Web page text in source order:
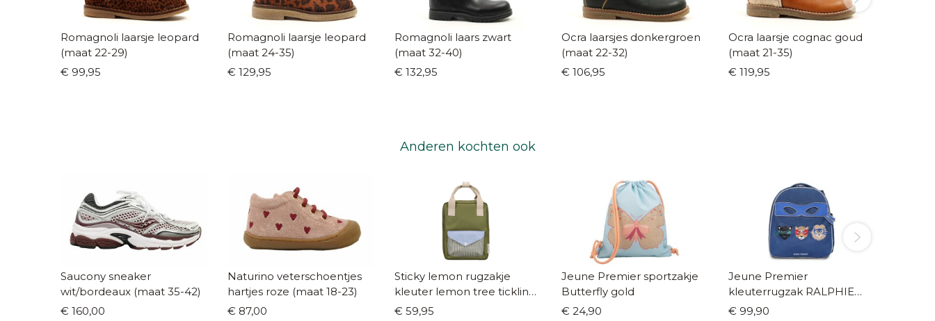
Romagnoli laarsje leopard
(maat 22-29)
€ 99,95
Romagnoli laarsje leopard
(maat 24-35)
€ 129,95
Romagnoli laars zwart
(maat 32-40)
€ 132,95
Ocra laarsjes donkergroen
(maat 22-32)
€ 106,95
Ocra laarsje cognac goud
(maat 21-35)
€ 119,95
Anderen kochten ook
Saucony sneaker
wit/bordeaux (maat 35-42)
€ 160,00
Naturino veterschoentjes
hartjes roze (maat 18-23)
€ 87,00
Sticky lemon rugzakje
kleuter lemon tree tickling
grass
€ 59,95
Jeune Premier sportzakje
Butterfly gold
€ 24,90
Jeune Premier
kleuterrugzak RALPHIE
supercats
€ 99,90